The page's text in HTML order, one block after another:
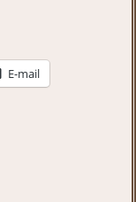
E-mail